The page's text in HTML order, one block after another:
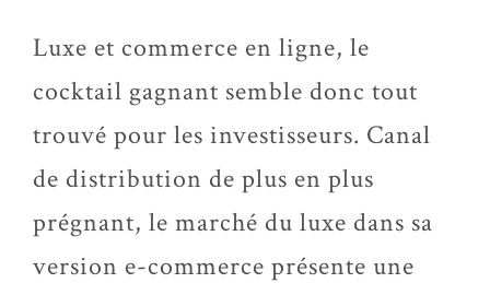
Luxe et commerce en ligne, le
cocktail gagnant semble donc tout
trouvé pour les investisseurs. Canal
de distribution de plus en plus
prégnant, le marché du luxe dans sa
version e-commerce présente une